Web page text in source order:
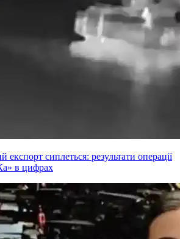
експорт сиплеться: результати операції
в цифрах